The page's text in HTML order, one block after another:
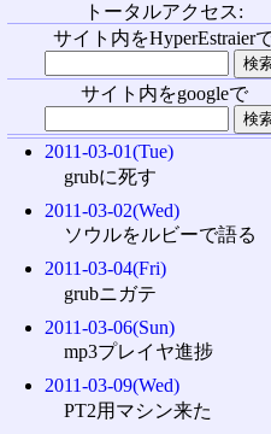
トータルアクセス:
サイト内をHyperEstraier
サイト内をgoogleで
2011-03-01(Tue)
grubに死す
2011-03-02(Wed)
ソウルをルビーで語る
2011-03-04(Fri)
grubニガテ
2011-03-06(Sun)
mp3プレイヤ進捗
2011-03-09(Wed)
PT2用マシン来た